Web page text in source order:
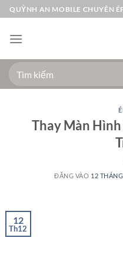
Bỏ
qua
nội
QUỲNH AN MOBILE CHUYÊN
Tìm
kiếm:
Thay Màn
ĐĂNG VÀO 12
12
Th12